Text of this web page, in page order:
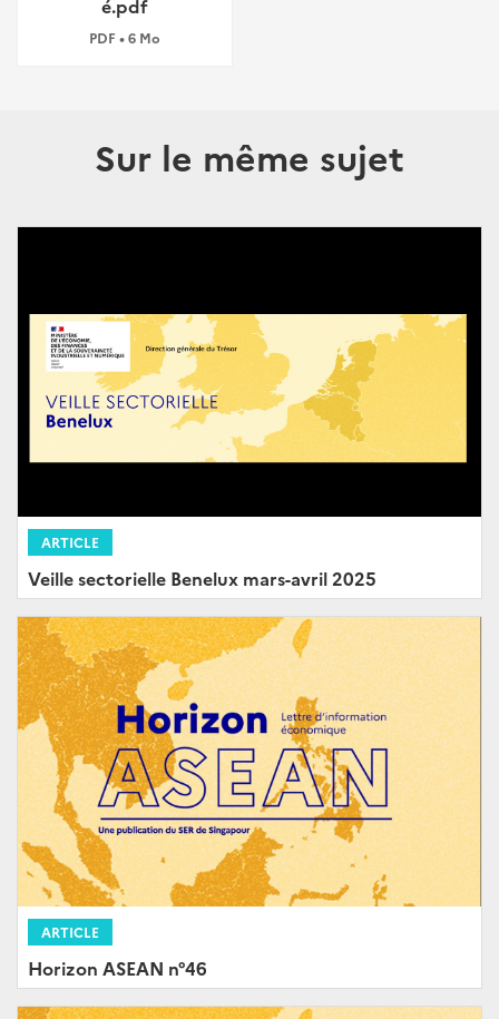
é.pdf
PDF • 6 Mo
Sur le même sujet
ARTICLE
Veille sectorielle Benelux mars-avril 2025
ARTICLE
Horizon ASEAN n°46